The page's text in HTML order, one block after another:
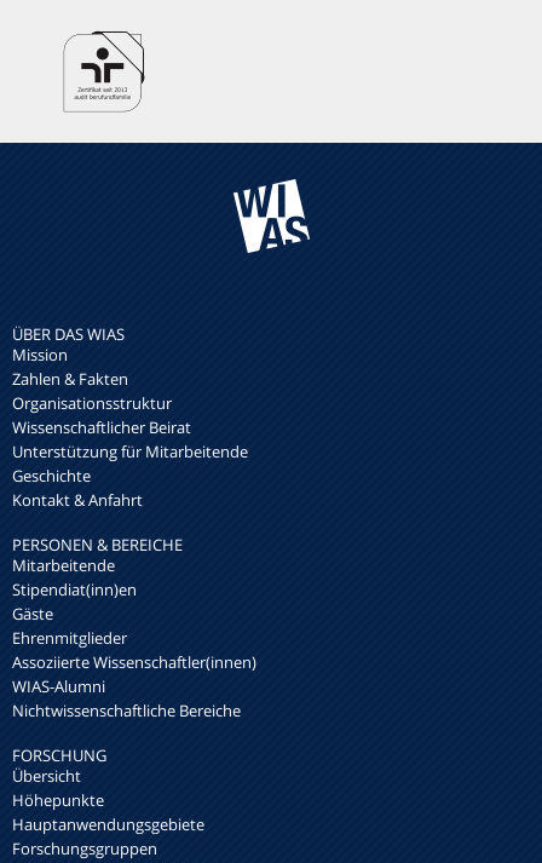
ÜBER DAS WIAS
Mission
Zahlen & Fakten
Organisationsstruktur
Wissenschaftlicher Beirat
Unterstützung für Mitarbeitende
Geschichte
Kontakt & Anfahrt
PERSONEN & BEREICHE
Mitarbeitende
Stipendiat(inn)en
Gäste
Ehrenmitglieder
Assoziierte Wissenschaftler(innen)
WIAS-Alumni
Nichtwissenschaftliche Bereiche
FORSCHUNG
Übersicht
Höhepunkte
Hauptanwendungsgebiete
Forschungsgruppen